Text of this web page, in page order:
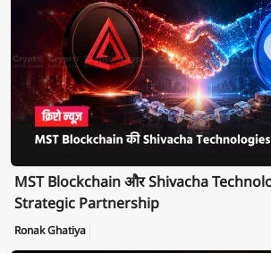
MST Blockchain और Shivacha
Strategic Partnership
Ronak Ghatiya